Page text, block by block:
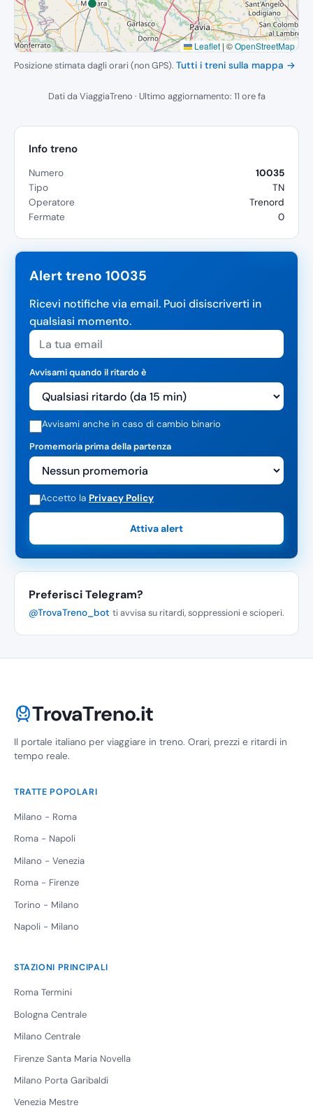
Leaflet | ©OpenStreetMap
Posizione stimata dagli orari (non GPS). Tutti i treni sulla mappa →
Dati da ViaggiaTreno · Ultimo aggiornamento: 11 ore fa
Info treno
Numero
10035
Tipo
TN
Operatore
Trenord
Fermate
0
Alert treno 10035
Ricevi notifiche via email. Puoi disiscriverti in
qualsiasi momento.
Avvisami quando il ritardo è
Avvisami anche in caso di cambio binario
Promemoria prima della partenza
Accetto la Privacy Policy
Attiva alert
Preferisci Telegram?
@TrovaTreno_bot ti avvisa su ritardi, soppressioni e scioperi.
TrovaTreno.it
Il portale italiano per viaggiare in treno. Orari, prezzi e ritardi in
tempo reale.
TRATTE POPOLARI
Milano - Roma
Roma - Napoli
Milano - Venezia
Roma - Firenze
Torino - Milano
Napoli - Milano
STAZIONI PRINCIPALI
Roma Termini
Bologna Centrale
Milano Centrale
Firenze Santa Maria Novella
Milano Porta Garibaldi
Venezia Mestre